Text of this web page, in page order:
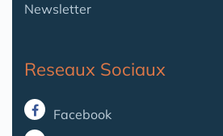
Newsletter
Reseaux Sociaux
Facebook